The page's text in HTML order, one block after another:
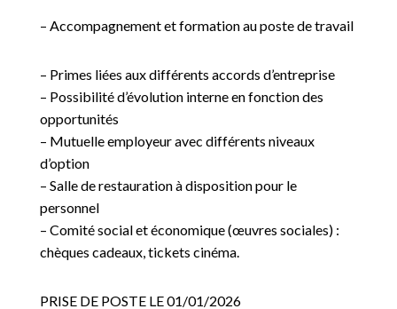
– Accompagnement et formation au poste de travail
– Primes liées aux différents accords d’entreprise
– Possibilité d’évolution interne en fonction des
opportunités
– Mutuelle employeur avec différents niveaux
d’option
– Salle de restauration à disposition pour le
personnel
– Comité social et économique (œuvres sociales) :
chèques cadeaux, tickets cinéma.
PRISE DE POSTE LE 01/01/2026